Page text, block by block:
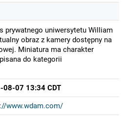
prywatnego uniwersytetu William
obraz z kamery dostępny na
Miniatura ma charakter
do kategorii
08-07 13:34 CDT
www.wdam.com/